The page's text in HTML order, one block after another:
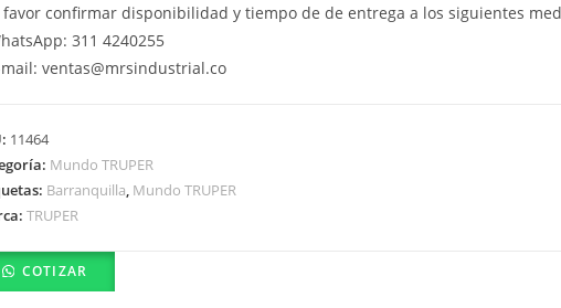
favor confirmar disponibilidad y tiempo de de entrega a los siguientes
311 4240255
mail: ventas@mrsindustrial.co
11464
Mundo TRUPER
Barranquilla Mundo TRUPER
TRUPER
COTIZAR